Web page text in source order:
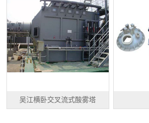
吴江横卧交叉流式酸雾塔